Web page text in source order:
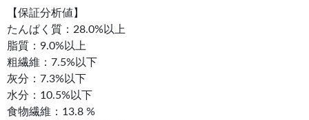
【保証分析値】
たんぱく質：28.0%以上
脂質：9.0%以上
粗繊維：7.5%以下
灰分：7.3%以下
水分：10.5%以下
食物繊維：13.8 %